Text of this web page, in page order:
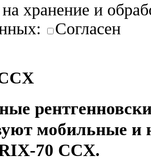
хранение и
Согласен
мобильные и
70 CCX.